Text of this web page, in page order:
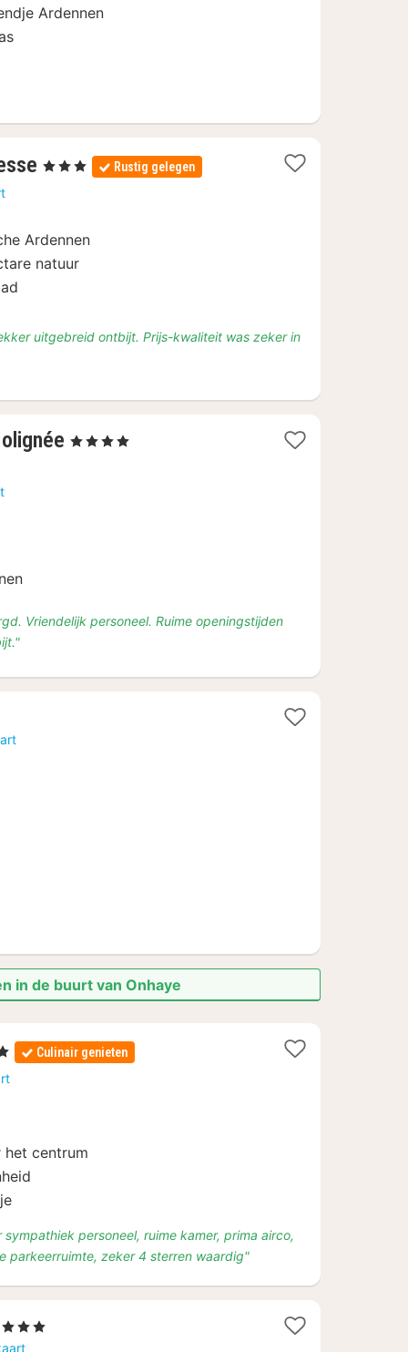
Ardennen
1
€
155
, 3 Sterren Rustig gelegen
Ardennen
natuur
uitgebreid ontbijt. Prijs-kwaliteit was zeker in
1
, 4 Sterren
Vriendelijk personeel. Ruime openingstijden
in de buurt van Onhaye
Culinair genieten
het centrum
personeel, ruime kamer, prima airco,
parkeerruimte, zeker 4 sterren waardig"
1
nacht
, 3 Sterren